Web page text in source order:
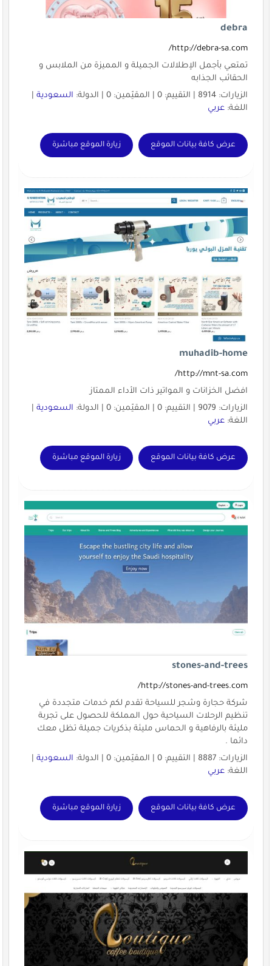
debra
http://debra-sa.com/
تمتعي بأجمل الإطلالات الجميلة و المميزة من الملابس و
الحقائب الجذابه
الزيارات: 8914 | التقييم: 0 | المقيّمين: 0 | الدولة:
السعودية|
اللغة: عربي
عرض كافة بيانات الموقع زيارة الموقع مباشرة
muhadib-home
http://mnt-sa.com/
افضل الخزانات و المواتير ذات الأداء الممتاز
الزيارات: 9079 | التقييم: 0 | المقيّمين: 0 | الدولة:
السعودية|
اللغة: عربي
عرض كافة بيانات الموقع زيارة الموقع مباشرة
stones-and-trees
http://stones-and-trees.com/
شركة حجارة وشجر للسياحة تقدم لكم خدمات متجددة في
تنظيم الرحلات السياحية حول المملكة للحصول على تجربة
مليئة بالرفاهية و الحماس مليئة بذكريات جميلة تظل معك
دائما .
الزيارات: 8887 | التقييم: 0 | المقيّمين: 0 | الدولة:
السعودية|
اللغة: عربي
عرض كافة بيانات الموقع زيارة الموقع مباشرة